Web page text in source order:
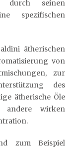
seinen
spezifischen
ätherischen
von
zur
des
ätherische Öle
andere wirken
zum Beispiel